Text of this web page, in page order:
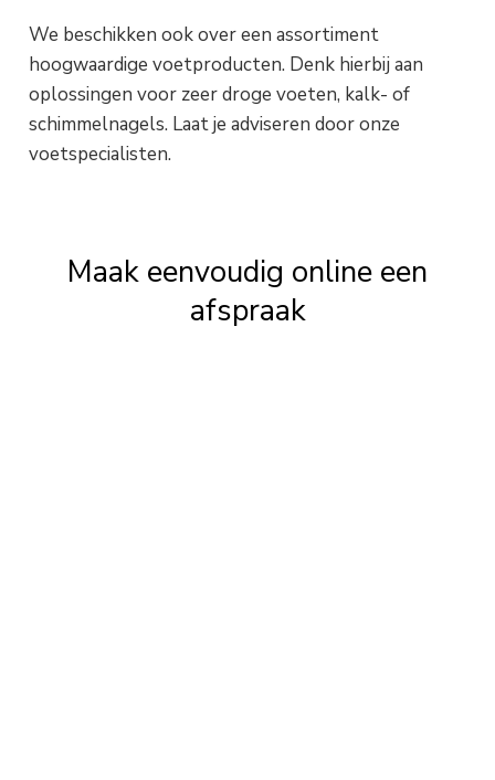
We beschikken ook over een assortiment
hoogwaardige voetproducten. Denk hierbij aan
oplossingen voor zeer droge voeten, kalk- of
schimmelnagels. Laat je adviseren door onze
voetspecialisten.
Maak eenvoudig online een
afspraak